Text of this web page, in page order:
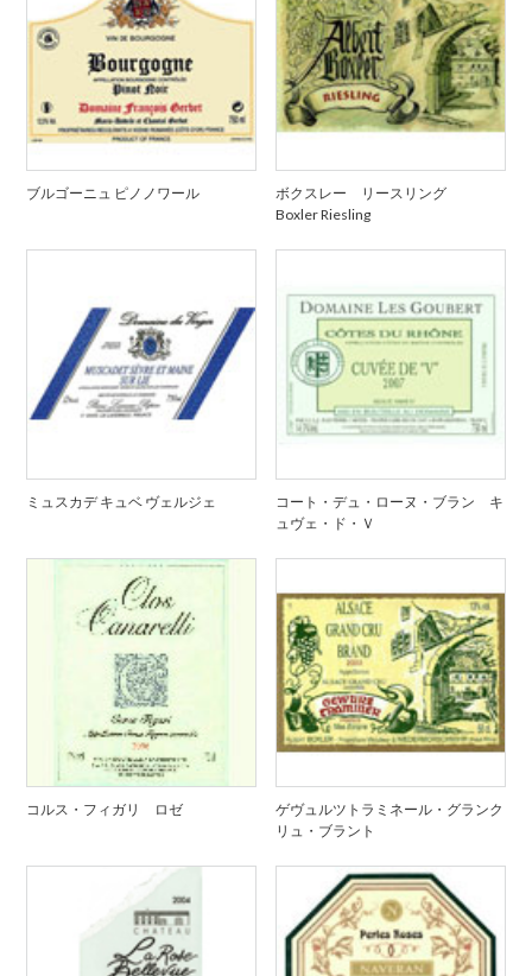
ブルゴーニュ ピノノワール
ボクスレー リースリング
Boxler Riesling
ミュスカデ キュベ ヴェルジェ
コート・デュ・ローヌ・ブラン キ
ュヴェ・ド・Ｖ
コルス・フィガリ ロゼ
ゲヴュルツトラミネール・グランク
リュ・ブラント